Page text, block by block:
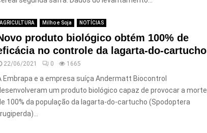
AGRICULTURA Milho e Soja NOTÍCIAS
produto biológico obtém 100% de
no controle da lagarta-do-cartucho
22/06/2021 0 1665
Embrapa e a empresa suíça Andermatt Biocontrol
um produto biológico capaz de provocar a morte
100% da população da lagarta-do-cartucho (Spodoptera